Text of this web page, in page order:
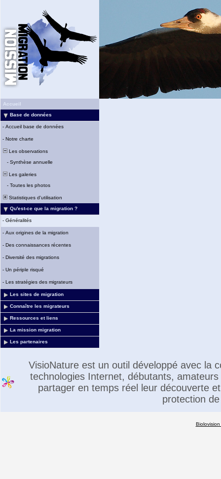
Accueil
Base de données
- Accueil base de données
- Notre charte
Les observations
- Synthèse annuelle
Les galeries
- Toutes les photos
Statistiques d'utilisation
Qu'est-ce que la migration ?
- Généralités
- Aux origines de la migration
- Des connaissances récentes
- Diversité des migrations
- Un périple risqué
- Les stratégies des migrateurs
Les sites de migration
Connaître les migrateurs
Ressources et liens
La mission migration
Les partenaires
VisioNature est un outil développé avec la
technologies Internet, débutants,
partager en temps réel leur découverte
protection
Biolovision